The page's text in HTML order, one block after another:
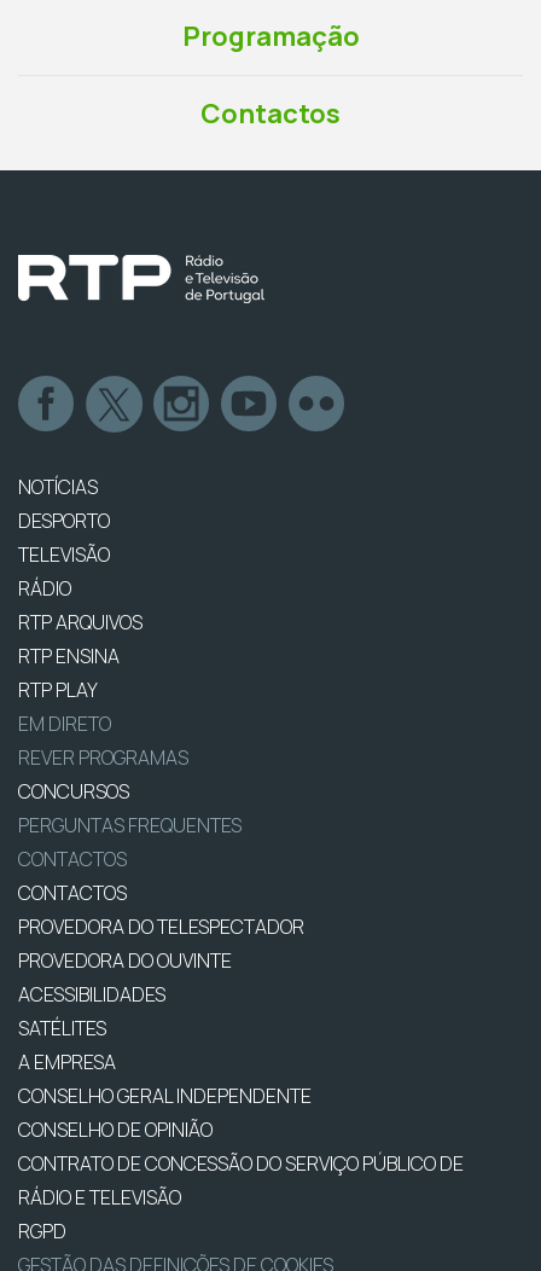
Programação
Contactos
NOTÍCIAS
DESPORTO
TELEVISÃO
RÁDIO
RTP ARQUIVOS
RTP ENSINA
RTP PLAY
EM DIRETO
REVER PROGRAMAS
CONCURSOS
PERGUNTAS FREQUENTES
CONTACTOS
CONTACTOS
PROVEDORA DO TELESPECTADOR
PROVEDORA DO OUVINTE
ACESSIBILIDADES
SATÉLITES
A EMPRESA
CONSELHO GERAL INDEPENDENTE
CONSELHO DE OPINIÃO
CONTRATO DE CONCESSÃO DO SERVIÇO PÚBLICO DE
RÁDIO E TELEVISÃO
RGPD
GESTÃO DAS DEFINIÇÕES DE COOKIES